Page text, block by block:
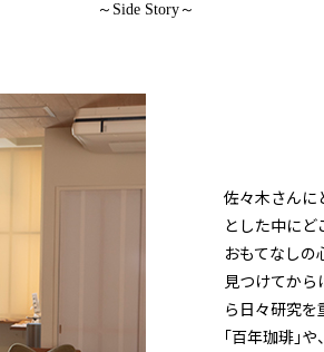
～Side Story～
佐々木さんに
とした中に
おもてなし
見つけてか
ら日々研究
｢百年珈琲｣